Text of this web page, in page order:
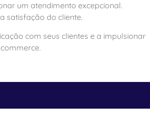
um atendimento excepcional.
satisfação do cliente.
com seus clientes e a impulsionar